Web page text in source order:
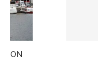
MATER